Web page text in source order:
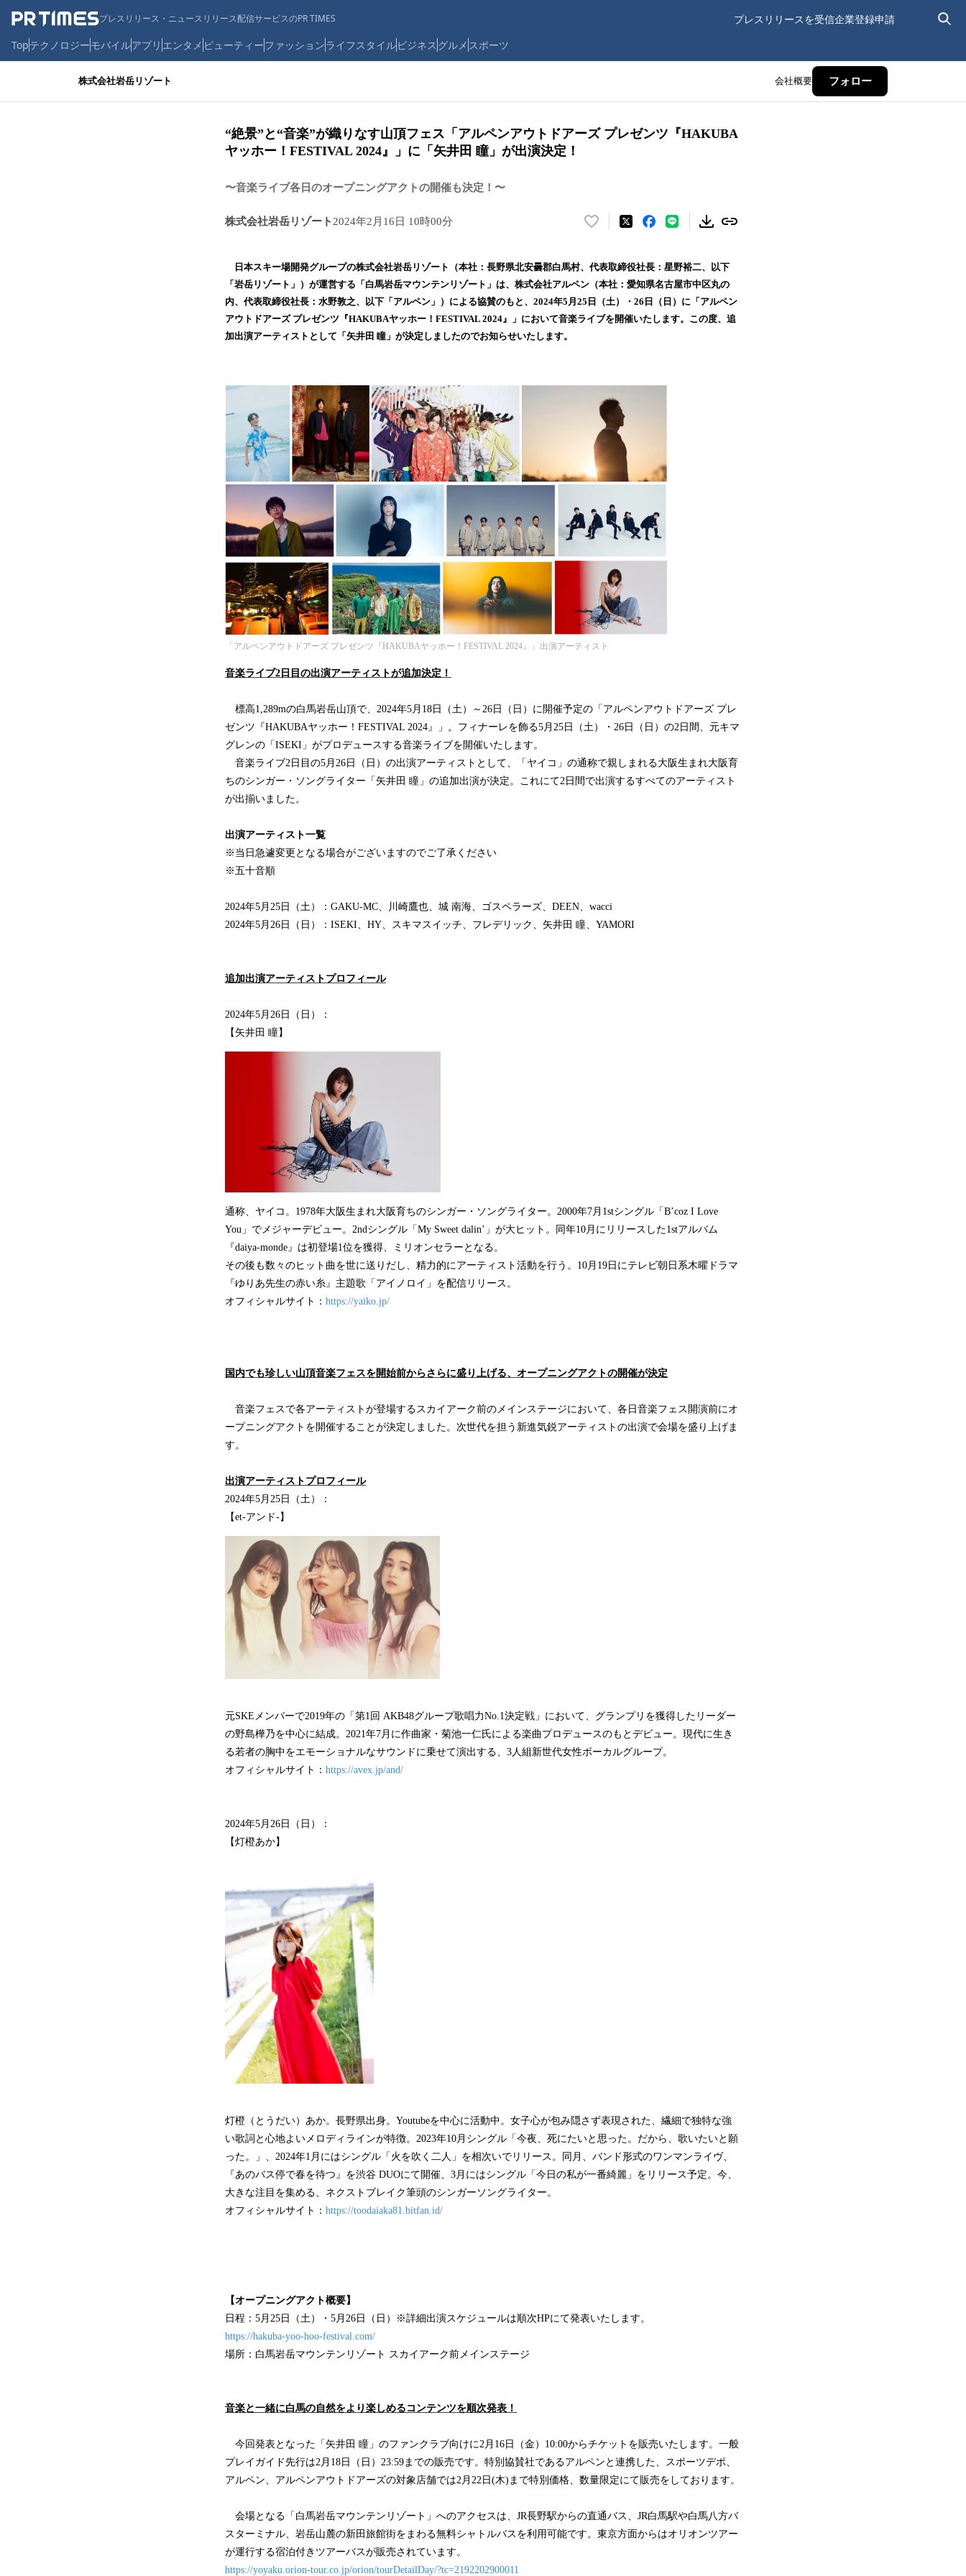
プレスリリース・ニュースリリース配信サービスのPR TIMES プレスリリースを受信企業登録申請
Topテクノロジーモバイルアプリ エンタメ ビューティーファッションライフスタイルビジネス グルメ スポーツ
株式会社岩岳リゾート 会社概要 フォロー
“絶景”と“音楽”が織りなす山頂フェス「アルペンアウトドアーズ プレゼンツ『HAKUBA
ヤッホー！FESTIVAL 2024』」に「矢井田 瞳」が出演決定！
〜音楽ライブ各日のオープニングアクトの開催も決定！〜
株式会社岩岳リゾート 2024年2月16日 10時00分
い
！
数
を
読
す
日本スキー場開発グループの株式会社岩岳リゾート（本社：⻑野県北安曇郡白馬村、代表取締役社⻑：星野裕二、以下
「岩岳リゾート」）が運営する「⽩⾺岩岳マウンテンリゾート」は、株式会社アルペン（本社：愛知県名古屋市中区丸の
内、代表取締役社長：水野敦之、以下「アルペン」）による協賛のもと、2024年5月25日（土）・26日（日）に「アルペン
アウトドアーズ プレゼンツ『HAKUBAヤッホー！FESTIVAL 2024』」において音楽ライブを開催いたします。この度、追
加出演アーティストとして「矢井田 瞳」が決定しましたのでお知らせいたします。
「アルペンアウトドアーズ プレゼンツ『HAKUBAヤッホー！FESTIVAL 2024』」出演アーティスト
音楽ライブ2日目の出演アーティストが追加決定！
標高1,289mの白馬岩岳山頂で、2024年5月18日（土）～26日（日）に開催予定の「アルペンアウトドアーズ プレ
ゼンツ『HAKUBAヤッホー！FESTIVAL 2024』」。フィナーレを飾る5月25日（土）・26日（日）の2日間、元キマ
グレンの「ISEKI」がプロデュースする音楽ライブを開催いたします。
音楽ライブ2日目の5月26日（日）の出演アーティストとして、「ヤイコ」の通称で親しまれる大阪生まれ大阪育
ちのシンガー・ソングライター「矢井田 瞳」の追加出演が決定。これにて2日間で出演するすべてのアーティスト
が出揃いました。
出演アーティスト一覧
※当日急遽変更となる場合がございますのでご了承ください
※五十音順
2024年5月25日（⼟）：GAKU-MC、川崎鷹也、城 南海、ゴスペラーズ、DEEN、wacci
2024年5月26日（⽇）：ISEKI、HY、スキマスイッチ、フレデリック、矢井田 瞳、YAMORI
追加出演アーティストプロフィール
2024年5月26日（日）：
【矢井田 瞳】
通称、ヤイコ。1978年大阪生まれ大阪育ちのシンガー・ソングライター。2000年7月1stシングル「B’coz I Love
You」でメジャーデビュー。2ndシングル「My Sweet dalin’」が大ヒット。同年10月にリリースした1stアルバム
『daiya-monde』は初登場1位を獲得、ミリオンセラーとなる。
その後も数々のヒット曲を世に送りだし、精力的にアーティスト活動を行う。10月19日にテレビ朝日系木曜ドラマ
『ゆりあ先生の赤い糸』主題歌「アイノロイ」を配信リリース。
オフィシャルサイト： https://yaiko.jp/
国内でも珍しい山頂音楽フェスを開始前からさらに盛り上げる、オープニングアクトの開催が決定
音楽フェスで各アーティストが登場するスカイアーク前のメインステージにおいて、各日音楽フェス開演前にオ
ープニングアクトを開催することが決定しました。次世代を担う新進気鋭アーティストの出演で会場を盛り上げま
す。
出演アーティストプロフィール
2024年5月25日（土）：
【et-アンド-】
元SKEメンバーで2019年の「第1回 AKB48グループ歌唱力No.1決定戦」において、グランプリを獲得したリーダー
の野島樺乃を中心に結成。2021年7月に作曲家・菊池一仁氏による楽曲プロデュースのもとデビュー。現代に生き
る若者の胸中をエモーショナルなサウンドに乗せて演出する、3人組新世代女性ボーカルグループ。
オフィシャルサイト： https://avex.jp/and/
2024年5月26日（日）：
【灯橙あか】
灯橙（とうだい）あか。長野県出身。Youtubeを中心に活動中。女子心が包み隠さず表現された、繊細で独特な強
い歌詞と心地よいメロディラインが特徴。2023年10月シングル「今夜、死にたいと思った。だから、歌いたいと願
った。」、2024年1月にはシングル「火を吹く二人」を相次いでリリース。同月、バンド形式のワンマンライヴ、
『あのバス停で春を待つ』を渋谷 DUOにて開催、3月にはシングル「今日の私が一番綺麗」をリリース予定。今、
大きな注目を集める、ネクストブレイク筆頭のシンガーソングライター。
オフィシャルサイト： https://toodaiaka81.bitfan.id/
【オープニングアクト概要】
日程：5月25日（土）・5月26日（日）※詳細出演スケジュールは順次HPにて発表いたします。
https://hakuba-yoo-hoo-festival.com/
場所：白馬岩岳マウンテンリゾート スカイアーク前メインステージ
音楽と一緒に白馬の自然をより楽しめるコンテンツを順次発表！
今回発表となった「矢井田 瞳」のファンクラブ向けに2月16日（金）10:00からチケットを販売いたします。一般
プレイガイド先行は2月18日（日）23:59までの販売です。特別協賛社であるアルペンと連携した、スポーツデポ、
アルペン、アルペンアウトドアーズの対象店舗では2月22日(木)まで特別価格、数量限定にて販売をしております。
会場となる「⽩⾺岩岳マウンテンリゾート」へのアクセスは、JR長野駅からの直通バス、JR白馬駅や白馬八方バ
スターミナル、岩岳山麓の新田旅館街をまわる無料シャトルバスを利用可能です。東京方面からはオリオンツアー
が運行する宿泊付きツアーバスが販売されています。
https://yoyaku.orion-tour.co.jp/orion/tourDetailDay/?tc=2192202900011